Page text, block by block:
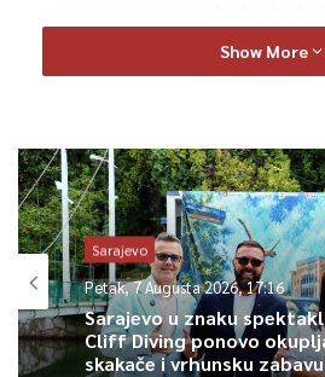
Show More
Sarajevo
Petak, 7 Augusta 2026, 17:16
Sarajevo u znaku
Cliff Diving ponovo
skakače i vrhunsku zabavu